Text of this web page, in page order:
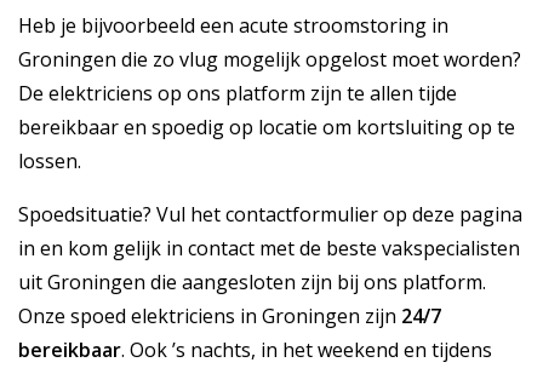
Heb je bijvoorbeeld een acute stroomstoring in
Groningen die zo vlug mogelijk opgelost moet worden?
De elektriciens op ons platform zijn te allen tijde
bereikbaar en spoedig op locatie om kortsluiting op te
lossen.
Spoedsituatie? Vul het contactformulier op deze pagina
in en kom gelijk in contact met de beste vakspecialisten
uit Groningen die aangesloten zijn bij ons platform.
Onze spoed elektriciens in Groningen zijn 24/7
bereikbaar. Ook ’s nachts, in het weekend en tijdens